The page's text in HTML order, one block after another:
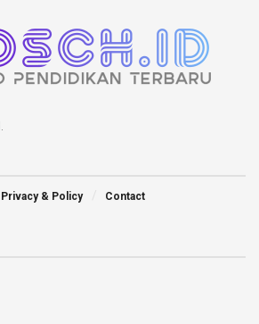
.
Privacy & Policy Contact